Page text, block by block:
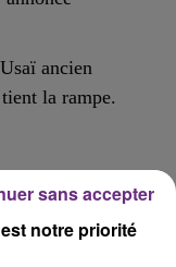
ancien
la rampe.
notre priorité
sans accepter